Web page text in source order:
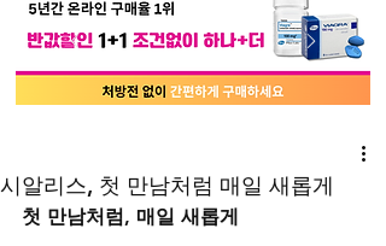
시알리스, 첫 만남처럼 매일 새롭게
첫 만남처럼, 매일 새롭게